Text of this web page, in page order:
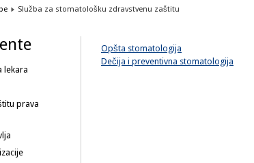
Služba za stomatološku zdravstvenu zaštitu
lekara
prava
Opšta stomatologija
Dečija i preventivna stomatologija